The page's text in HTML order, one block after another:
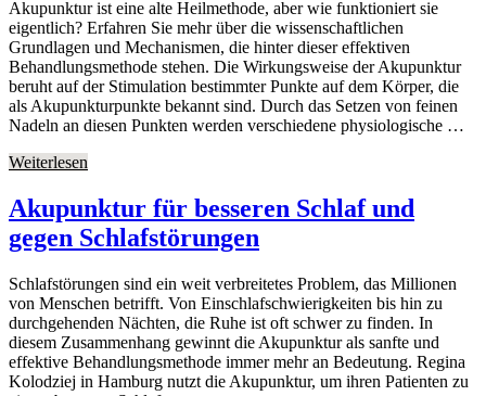
Akupunktur ist eine alte Heilmethode, aber wie funktioniert sie
eigentlich? Erfahren Sie mehr über die wissenschaftlichen
Grundlagen und Mechanismen, die hinter dieser effektiven
Behandlungsmethode stehen. Die Wirkungsweise der Akupunktur
beruht auf der Stimulation bestimmter Punkte auf dem Körper, die
als Akupunkturpunkte bekannt sind. Durch das Setzen von feinen
Nadeln an diesen Punkten werden verschiedene physiologische …
Weiterlesen
Akupunktur für besseren Schlaf und
gegen Schlafstörungen
Schlafstörungen sind ein weit verbreitetes Problem, das Millionen
von Menschen betrifft. Von Einschlafschwierigkeiten bis hin zu
durchgehenden Nächten, die Ruhe ist oft schwer zu finden. In
diesem Zusammenhang gewinnt die Akupunktur als sanfte und
effektive Behandlungsmethode immer mehr an Bedeutung. Regina
Kolodziej in Hamburg nutzt die Akupunktur, um ihren Patienten zu